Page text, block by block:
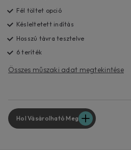
Fél töltet opció
Késleltetett indítás
Hosszú távra tesztelve
6 teríték
Összes műszaki adat megtekintése
Hol Vásárolható Meg